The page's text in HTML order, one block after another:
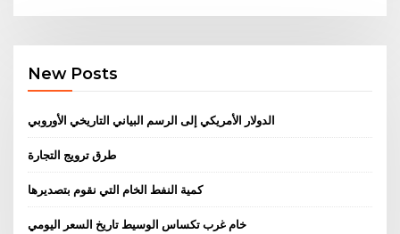
New Posts
الدولار الأمريكي إلى الرسم البياني التاريخي الأوروبي
طرق ترويج التجارة
كمية النفط الخام التي نقوم بتصديرها
خام غرب تكساس الوسيط تاريخ السعر اليومي